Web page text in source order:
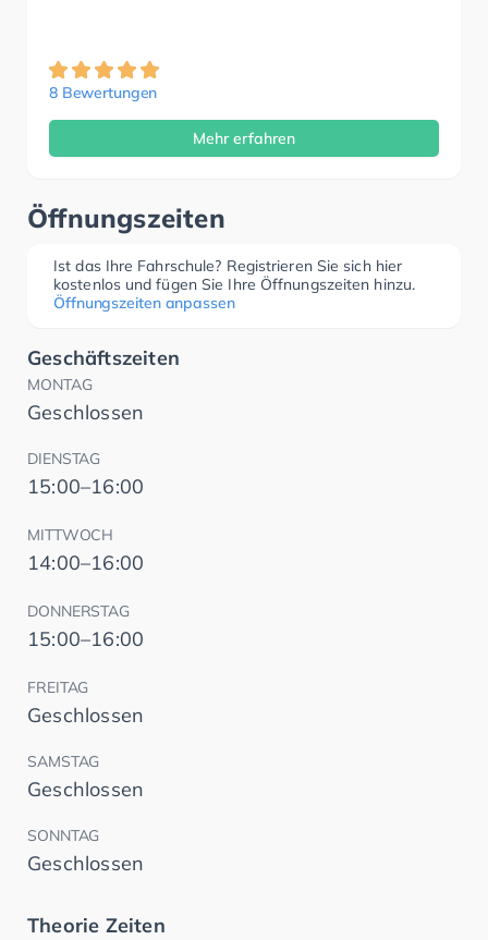
8 Bewertungen
Mehr erfahren
Öffnungszeiten
Ist das Ihre Fahrschule? Registrieren Sie sich hier
kostenlos und fügen Sie Ihre Öffnungszeiten hinzu.
Öffnungszeiten anpassen
Geschäftszeiten
MONTAG
Geschlossen
DIENSTAG
15:00–16:00
MITTWOCH
14:00–16:00
DONNERSTAG
15:00–16:00
FREITAG
Geschlossen
SAMSTAG
Geschlossen
SONNTAG
Geschlossen
Theorie Zeiten